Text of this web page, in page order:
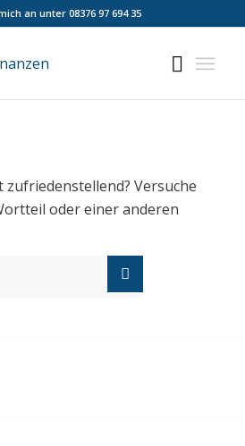
an unter 08376 97 694 35
zufriedenstellend? Versuche
oder einer anderen